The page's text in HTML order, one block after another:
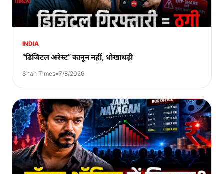
INDIA
“डिजिटल अरेस्ट” कानून नहीं, धोखाधड़ी
Shah Times•7/8/2026